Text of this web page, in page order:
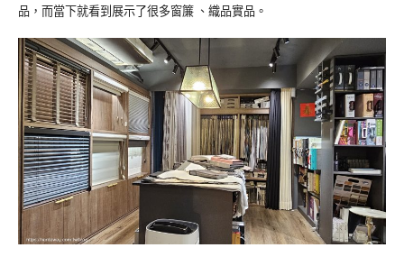
品，而當下就看到展示了很多窗簾 、織品實品。